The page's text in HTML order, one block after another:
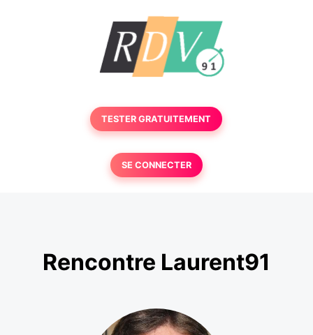
TESTER GRATUITEMENT
SE CONNECTER
Rencontre Laurent91